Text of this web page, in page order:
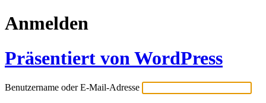
Anmelden
Präsentiert von WordPress
Benutzername oder E-Mail-Adresse